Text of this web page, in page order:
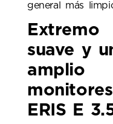
general más
suave y
ERIS E